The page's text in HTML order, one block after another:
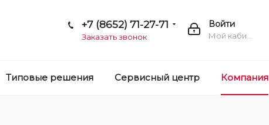
Войти
+7 (8652) 71-27-71
Заказать звонок
Типовые решения Сервисный центр Компания